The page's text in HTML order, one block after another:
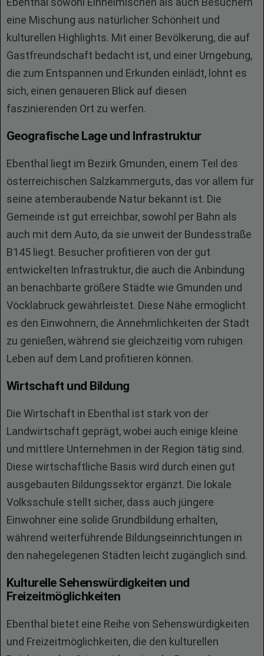
eine Mischung aus natürlicher Schönheit und
kulturellen Highlights. Mit einer Bevölkerung, die auf
Gastfreundschaft bedacht ist, und einer Umgebung,
die zum Entspannen und Erkunden einlädt, lohnt es
sich, einen genaueren Blick auf diesen
faszinierenden Ort zu werfen.
Geografische Lage und Infrastruktur
Ebenthal liegt im Bezirk Gmunden, einem Teil des
österreichischen Salzkammerguts, das vor allem für
seine atemberaubende Natur bekannt ist. Die
Gemeinde ist gut erreichbar, sowohl per Bahn als
auch mit dem Auto, da sie unweit der Bundesstraße
B145 liegt. Besucher profitieren von der gut
entwickelten Infrastruktur, die auch die Anbindung
an benachbarte größere Städte wie Gmunden und
Vöcklabruck gewährleistet. Diese Nähe ermöglicht
es den Einwohnern, die Annehmlichkeiten der Stadt
zu genießen, während sie gleichzeitig vom ruhigen
Leben auf dem Land profitieren können.
Wirtschaft und Bildung
Die Wirtschaft in Ebenthal ist stark von der
Landwirtschaft geprägt, wobei auch einige kleine
und mittlere Unternehmen in der Region tätig sind.
Diese wirtschaftliche Basis wird durch einen gut
ausgebauten Bildungssektor ergänzt. Die lokale
Volksschule stellt sicher, dass auch jüngere
Einwohner eine solide Grundbildung erhalten,
während weiterführende Bildungseinrichtungen in
den nahegelegenen Städten leicht zugänglich sind.
Kulturelle Sehenswürdigkeiten und
Freizeitmöglichkeiten
Ebenthal bietet eine Reihe von Sehenswürdigkeiten
und Freizeitmöglichkeiten, die den kulturellen